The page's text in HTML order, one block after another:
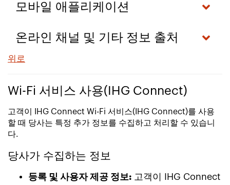
모바일 애플리케이션
온라인 채널 및 기타 정보 출처
위로
Wi-Fi 서비스 사용(IHG Connect)
고객이 IHG Connect Wi-Fi 서비스(IHG Connect)를 사용
할 때 당사는 특정 추가 정보를 수집하고 처리할 수 있습니
다.
당사가 수집하는 정보
등록 및 사용자 제공 정보: 고객이 IHG Connect